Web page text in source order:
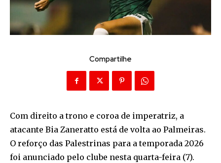
Compartilhe
Com direito a trono e coroa de imperatriz, a
atacante Bia Zaneratto está de volta ao Palmeiras.
O reforço das Palestrinas para a temporada 2026
foi anunciado pelo clube nesta quarta-feira (7).